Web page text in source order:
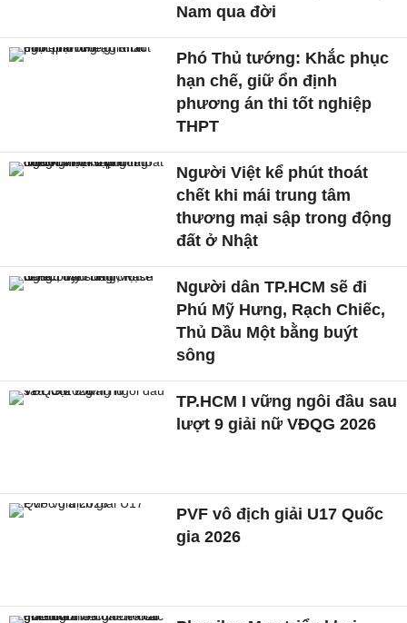
Nam qua đời
Phó Thủ tướng: Khắc phục
hạn chế, giữ ổn định
phương án thi tốt nghiệp
THPT
Người Việt kể phút thoát
chết khi mái trung tâm
thương mại sập trong động
đất ở Nhật
Người dân TP.HCM sẽ đi
Phú Mỹ Hưng, Rạch Chiếc,
Thủ Dầu Một bằng buýt
sông
TP.HCM I vững ngôi đầu sau
lượt 9 giải nữ VĐQG 2026
PVF vô địch giải U17 Quốc
gia 2026